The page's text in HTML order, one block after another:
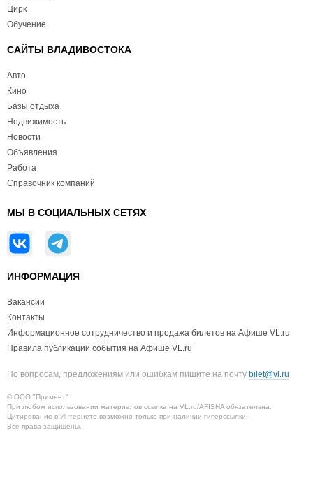
Цирк
Обучение
САЙТЫ ВЛАДИВОСТОКА
Авто
Кино
Базы отдыха
Недвижимость
Новости
Объявления
Работа
Справочник компаний
МЫ В СОЦИАЛЬНЫХ СЕТЯХ
ИНФОРМАЦИЯ
Вакансии
Контакты
Информационное сотрудничество и продажа билетов на Афише VL.ru
Правила публикации события на Афише VL.ru
По вопросам, предложениям или ошибкам пишите на почту bilet@vl.ru
© ООО "Примнет"
При любом использовании материалов ссылка на VL.ru/AFISHA обязательна.
Цитирование в Интернете возможно только при наличии гиперссылки.
Все права защищены.